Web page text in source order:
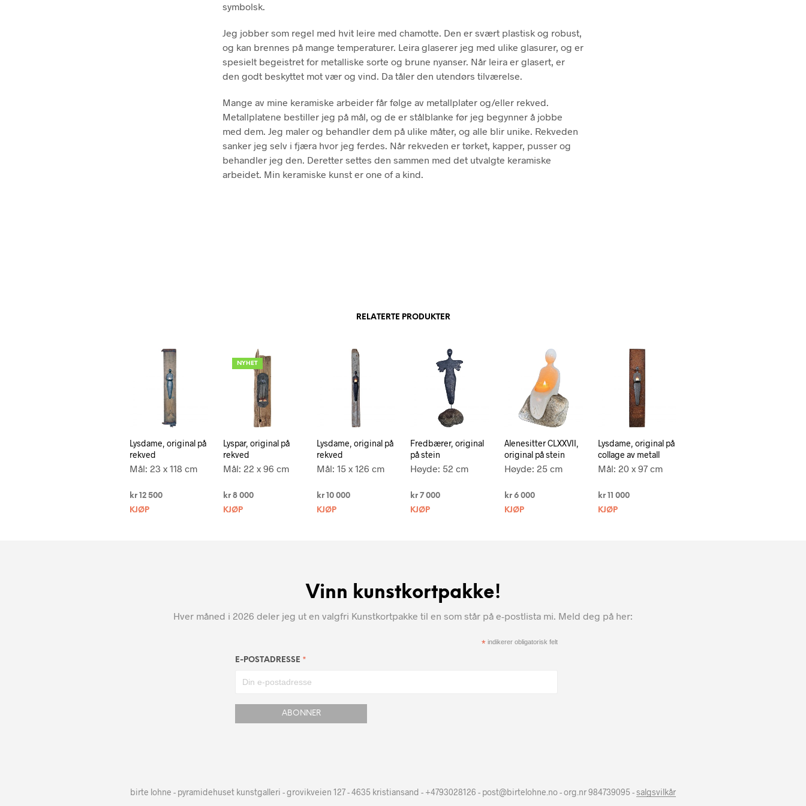
symbolsk.
Jeg jobber som regel med hvit leire med chamotte. Den er svært plastisk og robust,
og kan brennes på mange temperaturer. Leira glaserer jeg med ulike glasurer, og er
spesielt begeistret for metalliske sorte og brune nyanser. Når leira er glasert, er
den godt beskyttet mot vær og vind. Da tåler den utendørs tilværelse.
Mange av mine keramiske arbeider får følge av metallplater og/eller rekved.
Metallplatene bestiller jeg på mål, og de er stålblanke før jeg begynner å jobbe
med dem. Jeg maler og behandler dem på ulike måter, og alle blir unike. Rekveden
sanker jeg selv i fjæra hvor jeg ferdes. Når rekveden er tørket, kapper, pusser og
behandler jeg den. Deretter settes den sammen med det utvalgte keramiske
arbeidet. Min keramiske kunst er one of a kind.
RELATERTE PRODUKTER
Lysdame, original på
rekved
Mål: 23 x 118 cm
kr12 500
KJØP
NYHET
Lyspar, original på
rekved
Mål: 22 x 96 cm
kr8 000
KJØP
Lysdame, original på
rekved
Mål: 15 x 126 cm
kr 10 000
KJØP
Fredbærer, original
på stein
Høyde: 52 cm
kr 7 000
KJØP
Alenesitter CLXXVII,
original på stein
Høyde: 25 cm
kr6 000
KJØP
Lysdame, original på
collage av metall
Mål: 20 x 97 cm
kr 11 000
KJØP
Vinn kunstkortpakke!
Hver måned i 2026 deler jeg ut en valgfri Kunstkortpakke til en som står på e-postlista mi. Meld deg på her:
*indikerer obligatorisk felt
E-POSTADRESSE *
birte lohne - pyramidehuset kunstgalleri - grovikveien 127 - 4635 kristiansand - +4793028126 - post@birtelohne.no - org.nr 984739095 -salgsvilkår